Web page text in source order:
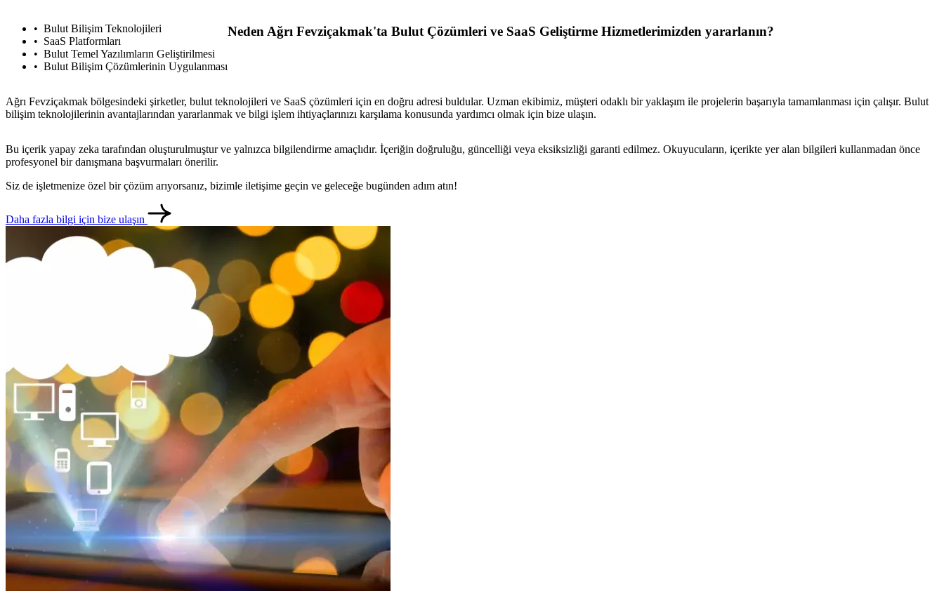
Bulut Bilişim Teknolojileri
SaaS Platformları
Bulut Temel Yazılımların Geliştirilmesi
Bulut Bilişim Çözümlerinin Uygulanması
Neden Ağrı Fevziçakmak'ta Bulut Çözümleri ve SaaS Geliştirme Hizmetlerimizden yararlanın?
Ağrı Fevziçakmak bölgesindeki şirketler, bulut teknolojileri ve SaaS çözümleri için en doğru adresi buldular. Uzman ekibimiz, müşteri odaklı bir yaklaşım ile projelerin başarıyla tamamlanması için çalışır. Bulut
bilişim teknolojilerinin avantajlarından yararlanmak ve bilgi işlem ihtiyaçlarınızı karşılama konusunda yardımcı olmak için bize ulaşın.
Bu içerik yapay zeka tarafından oluşturulmuştur ve yalnızca bilgilendirme amaçlıdır. İçeriğin doğruluğu, güncelliği veya eksiksizliği garanti edilmez. Okuyucuların, içerikte yer alan bilgileri kullanmadan önce
profesyonel bir danışmana başvurmaları önerilir.
Siz de işletmenize özel bir çözüm arıyorsanız, bizimle iletişime geçin ve geleceğe bugünden adım atın!
Daha fazla bilgi için bize ulaşın